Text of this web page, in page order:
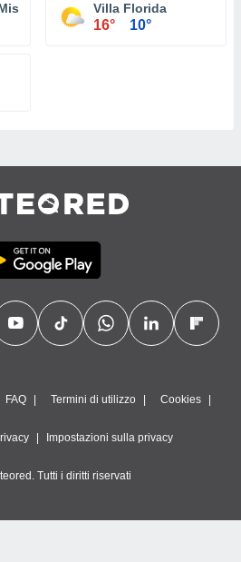
Villa Florida
16° 10°
FAQ Termini di utilizzo Cookies
Impostazioni sulla privacy
Tutti i diritti riservati